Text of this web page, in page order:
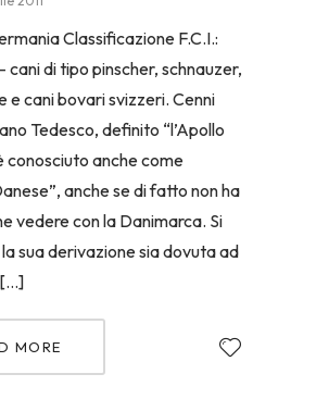
Classificazione F.C.I.:
cani di tipo pinscher, schnauzer,
e cani bovari svizzeri. Cenni
Tedesco, definito “l’Apollo
conosciuto anche come
anche se di fatto non ha
vedere con la Danimarca. Si
sua derivazione sia dovuta ad
[…]
MORE